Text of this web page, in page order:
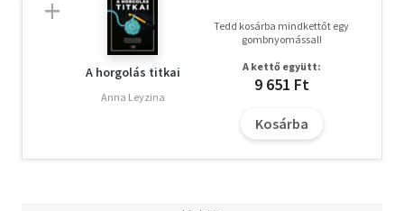
A horgolás titkai
Anna Leyzina
Tedd kosárba mindkettőt egy
gombnyomással!
A kettő együtt:
9 651 Ft
Kosárba